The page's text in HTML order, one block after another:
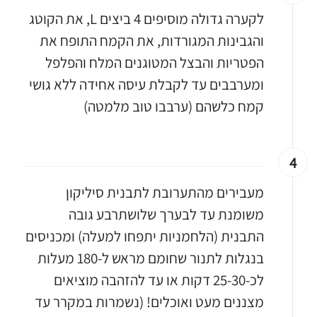
לקערה גדולה מוסיפים 4 ביצים L, את הקוטג
והגבינות המגורדות, את הקמח התופח את
הפטריות והבצל המטוגנים המלח והפלפל
ומערבבים עד לקבלת עיסה אחידה ללא גושי
קמח כלשהם (ערבבו טוב מלמטה)
4
מעבירים מהתערובת לתבנית סיליקון
משומנת עד לבערך שלושתרבע גובה
התבנית (הלחמניות יתפחו למעלה) ומכניסים
בנגלות לתנור שחומם מראש ל-180 מעלות
לכ-25-30 דקות או עד להזהבה מוציאים
מצננים מעט ואוכלים! (נשמרות במקרר עד